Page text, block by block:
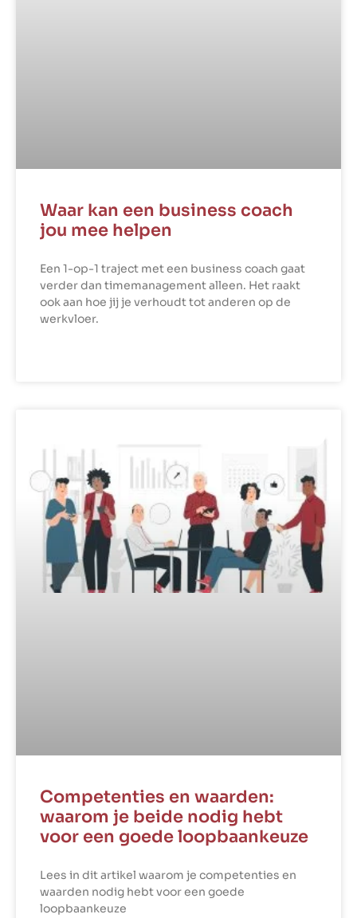
Waar kan een business coach
jou mee helpen
Een 1-op-1 traject met een business coach gaat
verder dan timemanagement alleen. Het raakt
ook aan hoe jij je verhoudt tot anderen op de
werkvloer.
Competenties en waarden:
waarom je beide nodig hebt
voor een goede loopbaankeuze
Lees in dit artikel waarom je competenties en
waarden nodig hebt voor een goede
loopbaankeuze